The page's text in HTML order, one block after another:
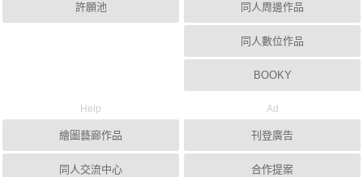
許願池 同人周邊作品
同人數位作品
BOOKY
Help
繪圖藝廊作品
同人交流中心
Ad
刊登廣告
合作提案